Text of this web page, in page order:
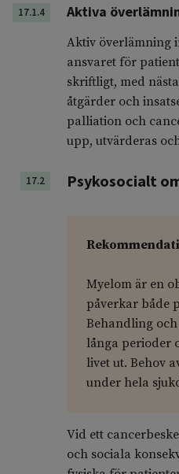
17.1.4 Aktiva
Aktiv överlämning
ansvaret för
skriftligt, med
åtgärder och
palliation och
upp, utvärderas
17.2 Psykosocialt
Myelom är en
påverkar både
Behandling
långa perioder
livet ut. Behov
under hela
Vid ett
och sociala